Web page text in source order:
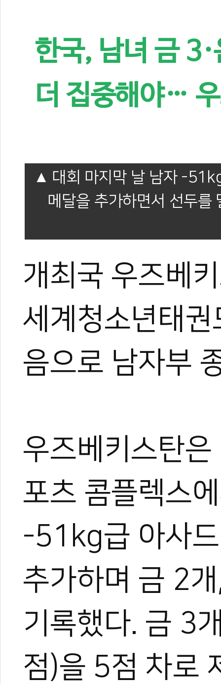
한국, 남녀 금
더 집중해야…
대회 마지막 날 남자 -
메달을 추가하면서 선두를
개최국 우즈베
세계청소년태
음으로 남자부
우즈베키스탄
포츠 콤플렉스
-51kg급 아사
추가하며 금 2
기록했다. 금 3
점)을 5점 차로